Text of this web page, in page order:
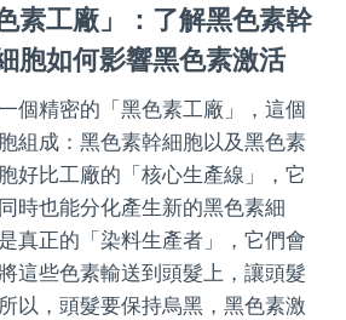
素工廠」：了解黑色素幹
胞如何影響黑色素激活
個精密的「黑色素工廠」，這個
組成：黑色素幹細胞以及黑色素
好比工廠的「核心生產線」，它
時也能分化產生新的黑色素細
真正的「染料生產者」，它們會
這些色素輸送到頭髮上，讓頭髮
以，頭髮要保持烏黑，黑色素激